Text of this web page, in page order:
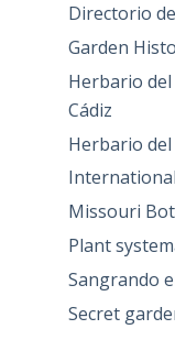
Directorio
Garden
Herbario del
Cádiz
Herbario del
Missouri
Plant
Sangrando
Secret